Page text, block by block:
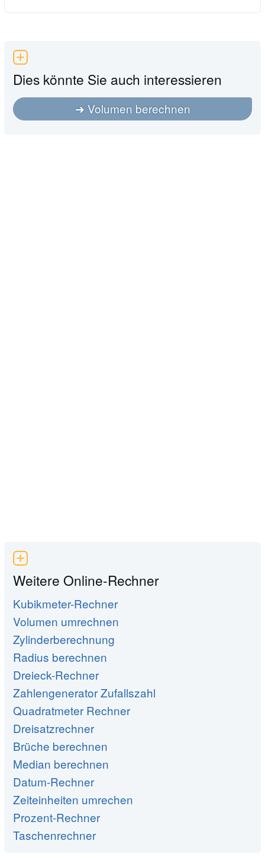
Dies könnte Sie auch interessieren
Volumen berechnen
Weitere Online-Rechner
Kubikmeter-Rechner
Volumen umrechnen
Zylinderberechnung
Radius berechnen
Dreieck-Rechner
Zahlengenerator Zufallszahl
Quadratmeter Rechner
Dreisatzrechner
Brüche berechnen
Median berechnen
Datum-Rechner
Zeiteinheiten umrechen
Prozent-Rechner
Taschenrechner